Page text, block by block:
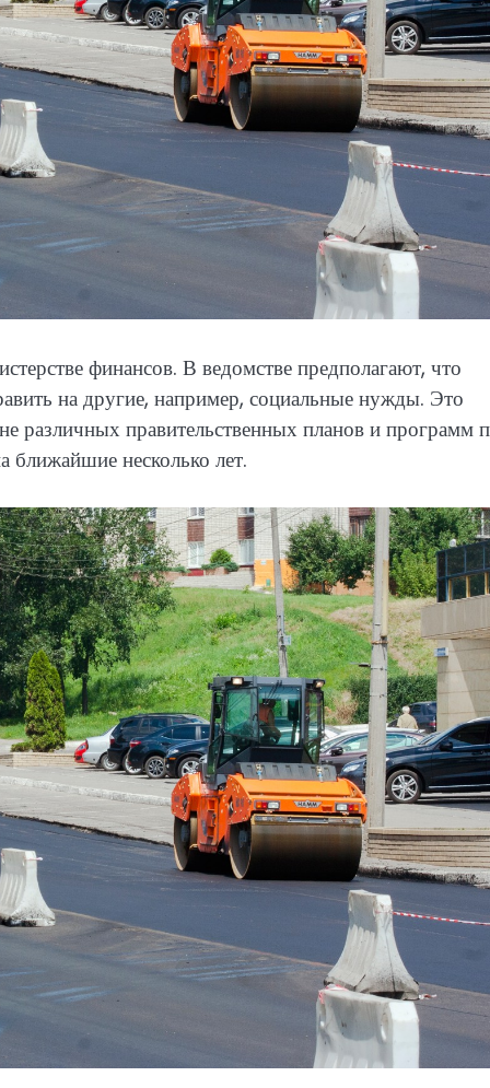
финансов. В ведомстве предполагают, что
на другие, например, социальные нужды. Это
различных правительственных планов и программ
ближайшие несколько лет.